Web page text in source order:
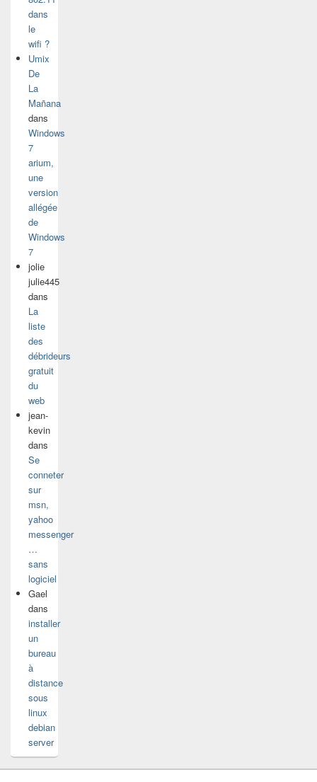
dans
le
wifi ?
Umix
De
La
Mañana
dans
Windows
7
arium,
une
version
allégée
de
Windows
7
jolie
julie445
dans
La
liste
des
débrideurs
gratuit
du
web
jean-
kevin
dans
Se
conneter
sur
msn,
yahoo
messenger
…
sans
logiciel
Gael
dans
installer
un
bureau
à
distance
sous
linux
debian
server